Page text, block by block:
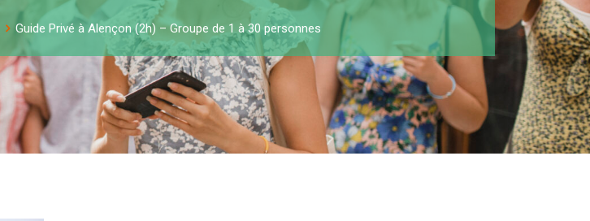
Guide Privé à Alençon (2h) – Groupe de 1 à 30 personnes